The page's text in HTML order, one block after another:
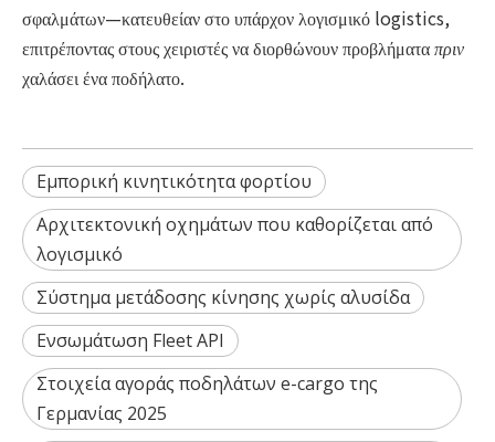
σφαλμάτων—κατευθείαν στο υπάρχον λογισμικό logistics,
επιτρέποντας στους χειριστές να διορθώνουν προβλήματαπριν
χαλάσει ένα ποδήλατο.
Εμπορική κινητικότητα φορτίου
Αρχιτεκτονική οχημάτων που καθορίζεται από
λογισμικό
Σύστημα μετάδοσης κίνησης χωρίς αλυσίδα
Ενσωμάτωση Fleet API
Στοιχεία αγοράς ποδηλάτων e-cargo της
Γερμανίας 2025